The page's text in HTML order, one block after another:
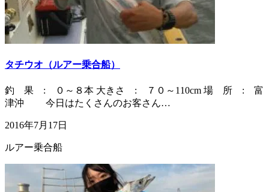
タチウオ（ルアー乗合船）
釣 果 : ０～８本 大きさ : ７０～110cm 場 所 : 富
津沖 今日はたくさんのお客さん…
2016年7月17日
ルアー乗合船